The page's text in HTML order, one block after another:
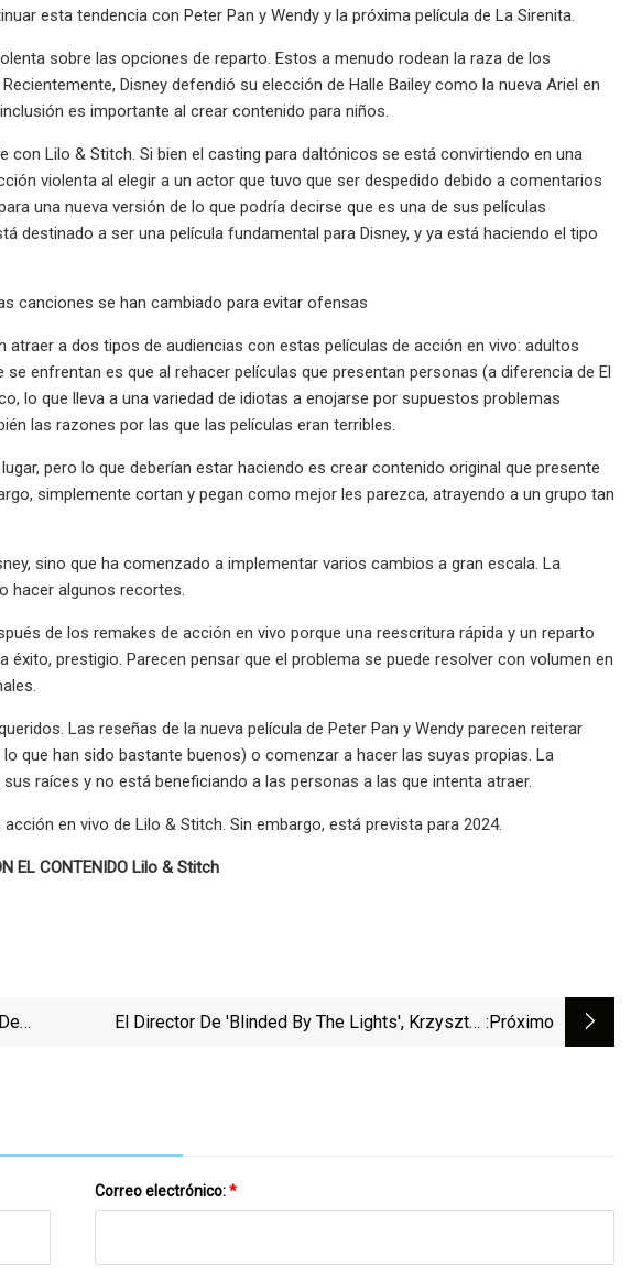
esta tendencia con Peter Pan y Wendy y la próxima película de La Sirenita.
sobre las opciones de reparto. Estos a menudo rodean la raza de los
Disney defendió su elección de Halle Bailey como la nueva Ariel en
es importante al crear contenido para niños.
Lilo & Stitch. Si bien el casting para daltónicos se está convirtiendo en una
violenta al elegir a un actor que tuvo que ser despedido debido a comentarios
una nueva versión de lo que podría decirse que es una de sus películas
destinado a ser una película fundamental para Disney, y ya está haciendo el tipo
canciones se han cambiado para evitar ofensas
a dos tipos de audiencias con estas películas de acción en vivo: adultos
enfrentan es que al rehacer películas que presentan personas (a diferencia de El
lo que lleva a una variedad de idiotas a enojarse por supuestos problemas
las razones por las que las películas eran terribles.
pero lo que deberían estar haciendo es crear contenido original que presente
simplemente cortan y pegan como mejor les parezca, atrayendo a un grupo tan
sino que ha comenzado a implementar varios cambios a gran escala. La
hacer algunos recortes.
de los remakes de acción en vivo porque una reescritura rápida y un reparto
prestigio. Parecen pensar que el problema se puede resolver con volumen en
Las reseñas de la nueva película de Peter Pan y Wendy parecen reiterar
que han sido bastante buenos) o comenzar a hacer las suyas propias. La
raíces y no está beneficiando a las personas a las que intenta atraer.
en vivo de Lilo & Stitch. Sin embargo, está prevista para 2024.
EL CONTENIDO Lilo & Stitch
El Director De 'Blinded By The Lights', Krzysztof :próximo
Correo electrónico:*